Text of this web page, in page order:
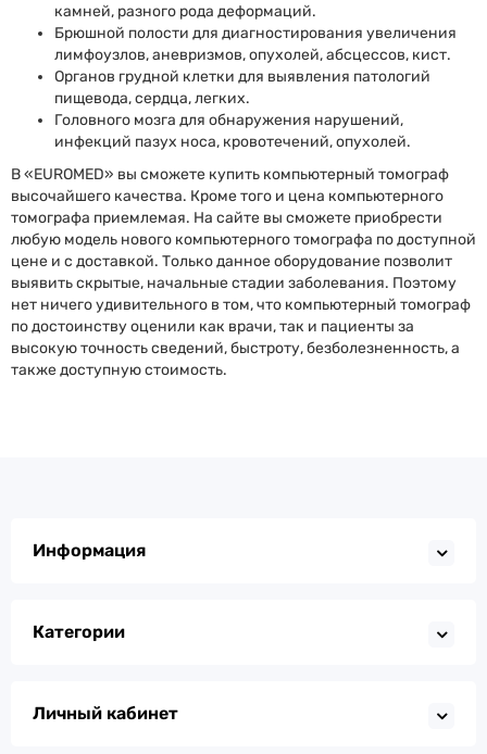
камней, разного рода деформаций.
Брюшной полости для диагностирования увеличения
лимфоузлов, аневризмов, опухолей, абсцессов, кист.
Органов грудной клетки для выявления патологий
пищевода, сердца, легких.
Головного мозга для обнаружения нарушений,
инфекций пазух носа, кровотечений, опухолей.
В «EUROMED» вы сможете купить компьютерный томограф
высочайшего качества. Кроме того и цена компьютерного
томографа приемлемая. На сайте вы сможете приобрести
любую модель нового компьютерного томографа по доступной
цене и с доставкой. Только данное оборудование позволит
выявить скрытые, начальные стадии заболевания. Поэтому
нет ничего удивительного в том, что компьютерный томограф
по достоинству оценили как врачи, так и пациенты за
высокую точность сведений, быстроту, безболезненность, а
также доступную стоимость.
Информация
Категории
Личный кабинет